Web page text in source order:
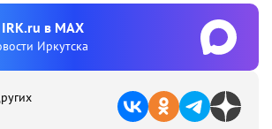
в MAX
Иркутска